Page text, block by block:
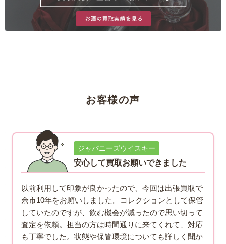
お客様の声
ジャパニーズウイスキー
安心して買取お願いできました
以前利用して印象が良かったので、今回は出張買取で
余市10年をお願いしました。コレクションとして保管
していたのですが、飲む機会が減ったので思い切って
査定を依頼。担当の方は時間通りに来てくれて、対応
も丁寧でした。状態や保管環境についても詳しく聞か